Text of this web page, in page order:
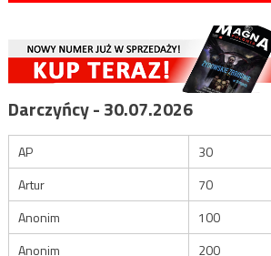
Darczyńcy - 30.07.2026
AP
30
Artur
70
Anonim
100
Anonim
200